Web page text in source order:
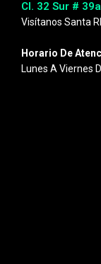
Cl. 32 Sur #
Visítanos Santa
Horario De
Lunes A Viernes